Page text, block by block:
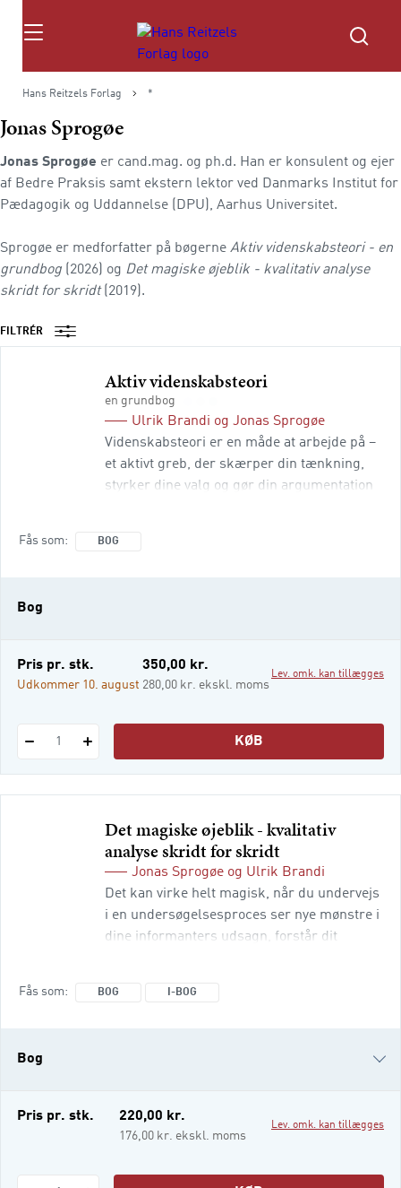
Søg
Hans Reitzels Forlag *
Jonas Sprogøe
Jonas Sprogøe er cand.mag. og ph.d. Han er konsulent og ejer
af Bedre Praksis samt ekstern lektor ved Danmarks Institut for
Pædagogik og Uddannelse (DPU), Aarhus Universitet.
Sprogøe er medforfatter på bøgerne Aktiv videnskabsteori - en
grundbog (2026) og Det magiske øjeblik - kvalitativ analyse
skridt for skridt (2019).
FILTRÉR
Aktiv videnskabsteori
en grundbog
Ulrik Brandi og Jonas Sprogøe
Videnskabsteori er en måde at arbejde på –
et aktivt greb, der skærper din tænkning,
styrker dine valg og gør din argumentation
Fås som BOG
Bog
Pris pr. stk.
Udkommer 10. august
350,00 kr.
280,00 kr. ekskl. moms
Lev. omk. kan tillægges
1 KØB
Det magiske øjeblik - kvalitativ
analyse skridt for skridt
Jonas Sprogøe og Ulrik Brandi
Det kan virke helt magisk, når du undervejs
i en undersøgelsesproces ser nye mønstre i
dine informanters udsagn, forstår dit
seks forskel
Fås som BOG I-BOG
Bog
i-bog
Pris pr. stk. 220,00 kr.
176,00 kr. ekskl. moms
Lev. omk. kan tillægges